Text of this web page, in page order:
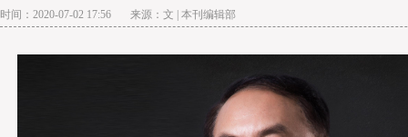
时间：2020-07-02 17:56 来源：文 | 本刊编辑部